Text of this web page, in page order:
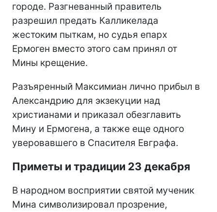
городе. Разгневанный правитель
разрешил предать Калликелада
жестоким пыткам, но судья епарх
Ермоген вместо этого сам принял от
Мины крещение.
Разъяренный Максимиан лично прибыл в
Александрию для экзекуции над
христианами и приказал обезглавить
Мину и Ермогена, а также еще одного
уверовавшего в Спасителя Евграфа.
Приметы и традиции 23 декабря
В народном восприятии святой мученик
Мина символизировал прозрение,